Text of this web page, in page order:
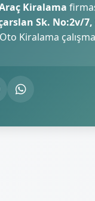
Kiralama
Sk. No:2v/
Kiralama